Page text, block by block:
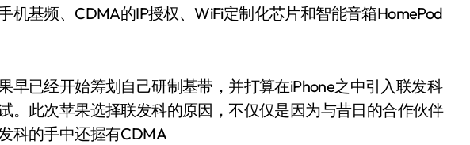
机基频、CDMA的IP授权、WiFi定制化芯片和智能音箱HomePod
早已经开始筹划自己研制基带，并打算在iPhone之中引入联发科
。此次苹果选择联发科的原因，不仅仅是因为与昔日的合作伙伴
科的手中还握有CDMA